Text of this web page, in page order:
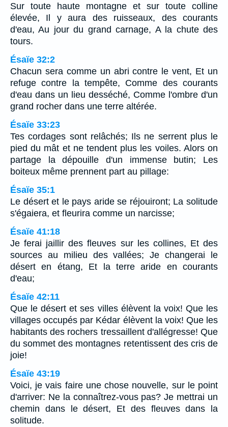
Sur toute haute montagne et sur toute colline
élevée, Il y aura des ruisseaux, des courants
d'eau, Au jour du grand carnage, A la chute des
tours.
Ésaïe 32:2
Chacun sera comme un abri contre le vent, Et un
refuge contre la tempête, Comme des courants
d'eau dans un lieu desséché, Comme l'ombre d'un
grand rocher dans une terre altérée.
Ésaïe 33:23
Tes cordages sont relâchés; Ils ne serrent plus le
pied du mât et ne tendent plus les voiles. Alors on
partage la dépouille d'un immense butin; Les
boiteux même prennent part au pillage:
Ésaïe 35:1
Le désert et le pays aride se réjouiront; La solitude
s'égaiera, et fleurira comme un narcisse;
Ésaïe 41:18
Je ferai jaillir des fleuves sur les collines, Et des
sources au milieu des vallées; Je changerai le
désert en étang, Et la terre aride en courants
d'eau;
Ésaïe 42:11
Que le désert et ses villes élèvent la voix! Que les
villages occupés par Kédar élèvent la voix! Que les
habitants des rochers tressaillent d'allégresse! Que
du sommet des montagnes retentissent des cris de
joie!
Ésaïe 43:19
Voici, je vais faire une chose nouvelle, sur le point
d'arriver: Ne la connaîtrez-vous pas? Je mettrai un
chemin dans le désert, Et des fleuves dans la
solitude.